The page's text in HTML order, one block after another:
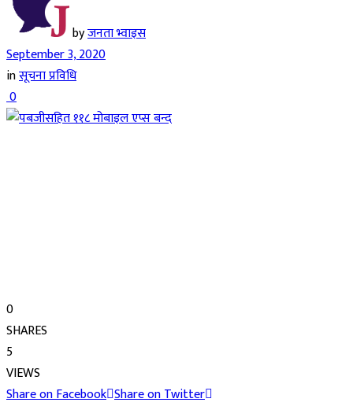
byजनता भ्वाइस
September 3, 2020
inसूचना प्रविधि
0
0
SHARES
5
VIEWS
Share on Facebook Share on Twitter